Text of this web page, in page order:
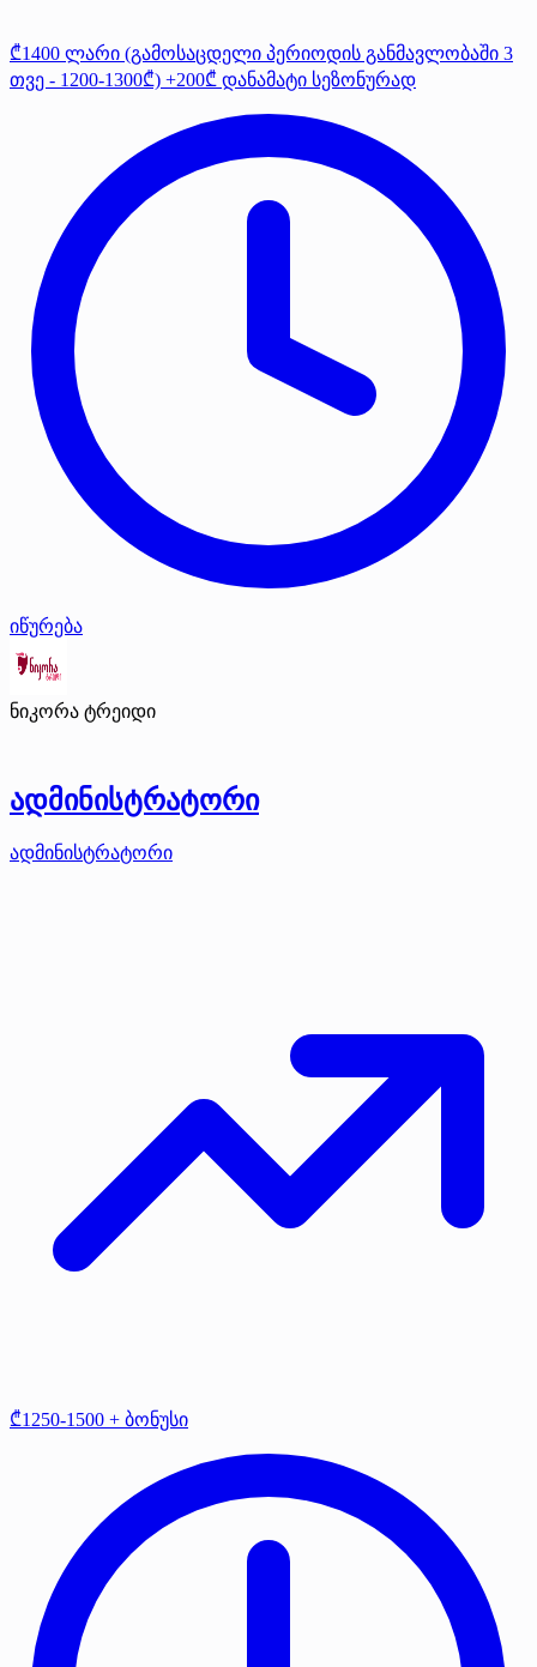
₾1400 ლარი (გამოსაცდელი პერიოდის განმავლობაში 3
თვე - 1200-1300₾) +200₾ დანამატი სეზონურად
იწურება
ნიკორა ტრეიდი
ადმინისტრატორი
ადმინისტრატორი
₾1250-1500 + ბონუსი